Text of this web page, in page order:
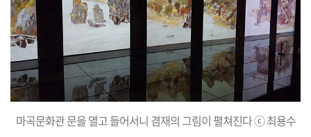
마곡문화관 문을 열고 들어서니 겸재의 그림이 펼쳐진다 ⓒ 최용수